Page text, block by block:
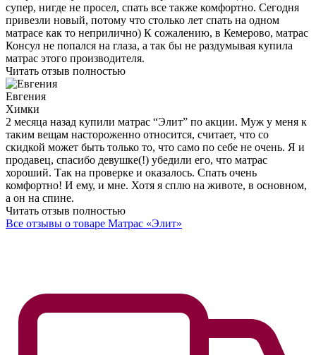
супер, нигде не просел, спать все также комфортно. Сегодня
привезли новый, потому что столько лет спать на одном
матрасе как то неприлично) К сожалению, в Кемерово, матрас
Консул не попался на глаза, а так бы не раздумывая купила
матрас этого производителя.
Читать отзыв полностью
Евгения
Химки
2 месяца назад купили матрас “Элит” по акции. Муж у меня к
таким вещам настороженно относится, считает, что со
скидкой может быть только то, что само по себе не очень. Я и
продавец, спасибо девушке(!) убедили его, что матрас
хороший. Так на проверке и оказалось. Спать очень
комфортно! И ему, и мне. Хотя я сплю на животе, в основном,
а он на спине.
Читать отзыв полностью
Все отзывы о товаре Матрас «Элит»